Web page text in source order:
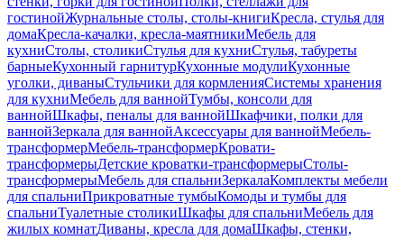
гостинойЖурнальные столы, столы-книгиКресла, стулья для
домаКресла-качалки, кресла-маятникиМебель для
кухниСтолы, столикиСтулья для кухниСтулья, табуреты
барныеКухонный гарнитурКухонные модулиКухонные
уголки, диваныСтульчики для кормленияСистемы хранения
для кухниМебель для ваннойТумбы, консоли для
ваннойШкафы, пеналы для ваннойШкафчики, полки для
ваннойЗеркала для ваннойАксессуары для ваннойМебель-
трансформерМебель-трансформерКровати-
трансформерыДетские кроватки-трансформерыСтолы-
трансформерыМебель для спальниЗеркалаКомплекты мебели
для спальниПрикроватные тумбыКомоды и тумбы для
спальниТуалетные столикиШкафы для спальниМебель для
жилых комнатДиваны, кресла для домаШкафы, стенки,